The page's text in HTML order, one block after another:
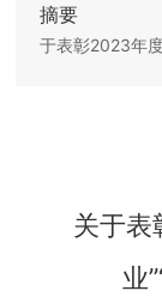
摘要
于表彰2023年
关于表彰
业”